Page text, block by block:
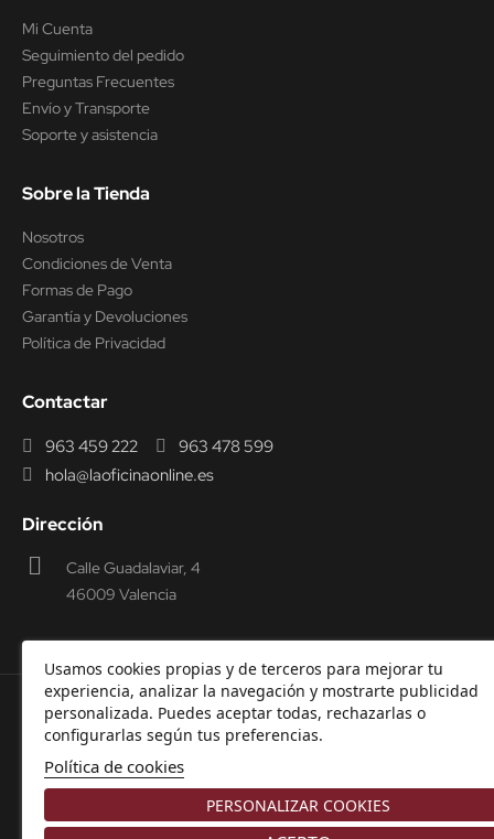
Usamos cookies propias y de terceros para mejorar tu
experiencia, analizar la navegación y mostrarte publicidad
personalizada. Puedes aceptar todas, rechazarlas o
configurarlas según tus preferencias.
Política de cookies
PERSONALIZAR COOKIES
Mi Cuenta
Seguimiento del pedido
Preguntas Frecuentes
Envío y Transporte
Soporte y asistencia
Sobre la Tienda
Nosotros
Condiciones de Venta
Formas de Pago
Garantía y Devoluciones
Política de Privacidad
Contactar
963 459 222
963 478 599
hola@laoficinaonline.es
Dirección
Calle Guadalaviar, 4
46009 Valencia
© 2000-2026 Laoficinaonline.SIDEOFFICE, S.L. CIF
B98914336 - Aviso Legal -Política de cookies
Privacidad